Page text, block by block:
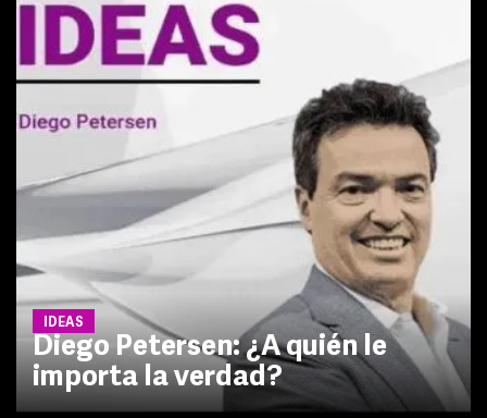
IDEAS
Diego Petersen: ¿A quién le
importa la verdad?